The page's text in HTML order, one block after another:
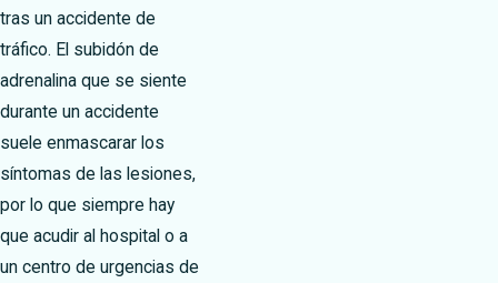
tras un accidente de
tráfico. El subidón de
adrenalina que se siente
durante un accidente
suele enmascarar los
síntomas de las lesiones,
por lo que siempre hay
que acudir al hospital o a
un centro de urgencias de